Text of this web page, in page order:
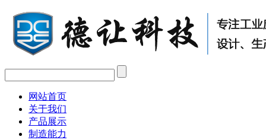
网站首页
关于我们
产品展示
制造能力